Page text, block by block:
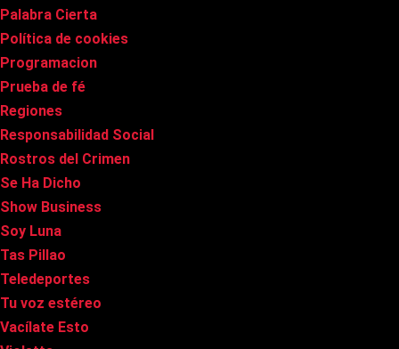
Palabra Cierta
Política de cookies
Programacion
Prueba de fé
Regiones
Responsabilidad Social
Rostros del Crimen
Se Ha Dicho
Show Business
Soy Luna
Tas Pillao
Teledeportes
Tu voz estéreo
Vacílate Esto